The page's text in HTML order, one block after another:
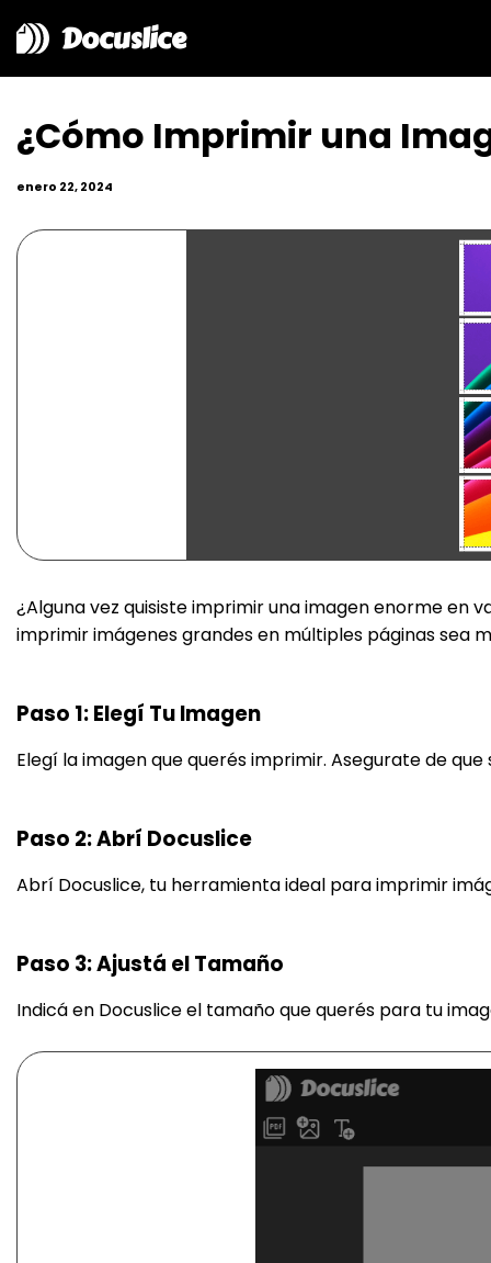
Docuslice
¿Cómo Imprimir una
enero 22, 2024
¿Alguna vez quisiste imprimir una imagen enorme en
imprimir imágenes grandes en múltiples páginas sea
Paso 1: Elegí Tu Imagen
Elegí la imagen que querés imprimir. Asegurate de
Paso 2: Abrí Docuslice
Abrí Docuslice, tu herramienta ideal para imprimir
Paso 3: Ajustá el Tamaño
Indicá en Docuslice el tamaño que querés para tu